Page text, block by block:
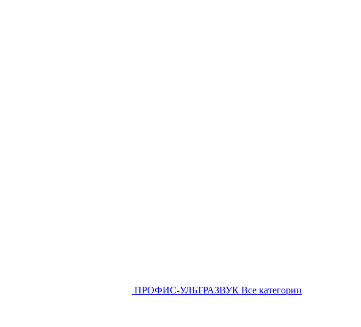
ПРОФИС-УЛЬТРАЗВУК Все категории